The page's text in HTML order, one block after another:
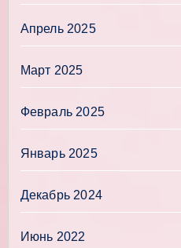
Апрель 2025
Март 2025
Февраль 2025
Январь 2025
Декабрь 2024
Июнь 2022